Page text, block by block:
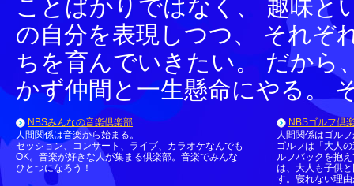
ことばかりではなく、 趣味と
の自分を表現しつつ、 それぞ
ちを育んでいきたい。 だから
かず仲間と一生懸命にやる。
NBSみんなの音楽倶楽部
人間関係は音楽から始まる。
セッション、コンサート、ライブ、カラオケなんでも
OK。音楽が好きな人が集まる倶楽部。音楽でみんな
ひとつになろう！
NBSゴルフ倶
人間関係はゴル
ゴルフは「大人
ルフバックを抱
は、大人も子供
す。寝れない理